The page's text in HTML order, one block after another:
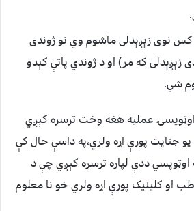
نوی زېږېدلی ماشوم وي نو ژوندی
زېږېدلی که مړ) او د ژوندي پاتې کېدو
شي.
عملیه هغه وخت ترسره کېږي
جنایت پورې اړه ولري،په داسې حال کې
اوټوپسي ددې لپاره ترسره کېږي چې د
او کلینیک پورې اړه ولري خو نا معلوم